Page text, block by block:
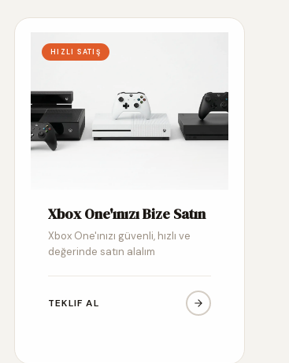
HIZLI SATIŞ
Xbox One'ınızı Bize Satın
Xbox One'ınızı güvenli, hızlı ve
değerinde satın alalım
TEKLIF AL